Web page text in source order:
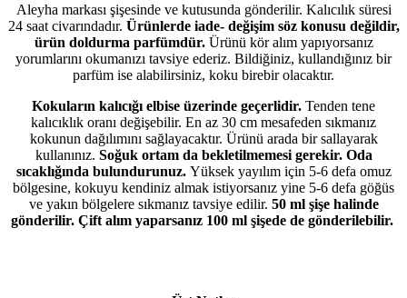
Aleyha markası şişesinde ve kutusunda gönderilir. Kalıcılık süresi
24 saat civarındadır. Ürünlerde iade- değişim söz konusu değildir,
ürün doldurma parfümdür.Ürünü kör alım yapıyorsanız
yorumlarını okumanızı tavsiye ederiz. Bildiğiniz, kullandığınız bir
parfüm ise alabilirsiniz, koku birebir olacaktır.
Kokuların kalıcığı elbise üzerinde geçerlidir. Tenden tene
kalıcıklık oranı değişebilir. En az 30 cm mesafeden sıkmanız
kokunun dağılımını sağlayacaktır. Ürünü arada bir sallayarak
kullanınız. Soğuk ortam da bekletilmemesi gerekir. Oda
sıcaklığında bulundurunuz. Yüksek yayılım için 5-6 defa omuz
bölgesine, kokuyu kendiniz almak istiyorsanız yine 5-6 defa göğüs
ve yakın bölgelere sıkmanız tavsiye edilir. 50 ml şişe halinde
gönderilir. Çift alım yaparsanız 100 ml şişede de gönderilebilir.